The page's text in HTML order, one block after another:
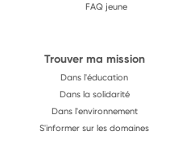
FAQ jeune
Trouver ma mission
Dans l'éducation
Dans la solidarité
Dans l'environnement
S'informer sur les domaines